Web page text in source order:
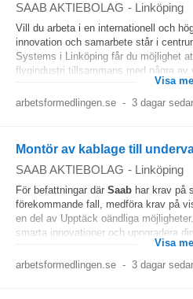
SAAB AKTIEBOLAG - Linköping
Vill du arbeta i en internationell och
innovation och samarbete står i
Systems i Linköping får du möjlighet
flygindustri tillsammans med några av
Visa
arbetsformedlingen.se - 3 dagar
Montör av kablage till
SAAB AKTIEBOLAG - Linköping
För befattningar där Saab har krav på
förekommande fall, medföra krav på
en del av Upptäck oändliga
smarta innovationer och uppgradera
Visa
arbetsformedlingen.se - 3 dagar